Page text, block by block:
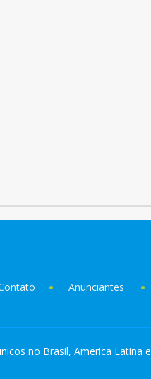
Anunciantes
no Brasil, America Latina e